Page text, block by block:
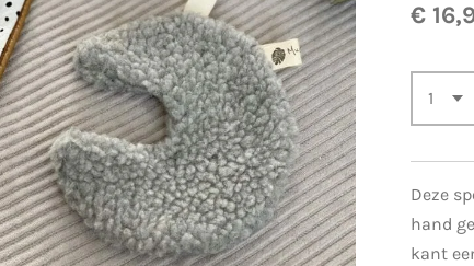
€
Deze
hand
kant